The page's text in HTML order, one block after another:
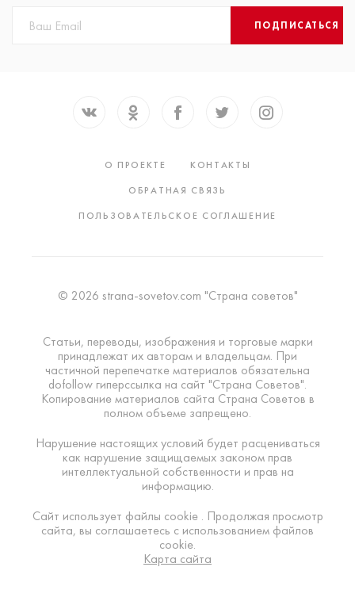
ПОДПИСАТЬСЯ
О ПРОЕКТЕ
КОНТАКТЫ
ОБРАТНАЯ СВЯЗЬ
ПОЛЬЗОВАТЕЛЬСКОЕ СОГЛАШЕНИЕ
© 2026 strana-sovetov.com "Страна советов"
Статьи, переводы, изображения и торговые марки
принадлежат их авторам и владельцам. При
частичной перепечатке материалов обязательна
dofollow гиперссылка на сайт "Страна Советов".
Копирование материалов сайта Страна Советов в
полном объеме запрещено.
Нарушение настоящих условий будет расцениваться
как нарушение защищаемых законом прав
интеллектуальной собственности и прав на
информацию.
Сайт использует файлы cookie . Продолжая просмотр
сайта, вы соглашаетесь с использованием файлов
cookie.
Карта сайта